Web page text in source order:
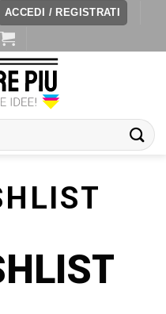
ACCEDI / REGISTRATI